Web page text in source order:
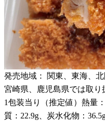
発売地域： 関東、東海、
宮崎県、鹿児島県では取り
1包装当り（推定値）熱量
質：22.9g、炭水化物：